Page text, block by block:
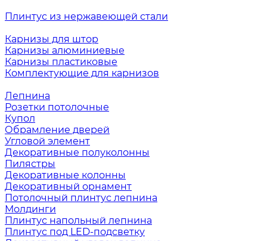
Плинтус из нержавеющей стали
Карнизы для штор
Карнизы алюминиевые
Карнизы пластиковые
Комплектующие для карнизов
Лепнина
Розетки потолочные
Купол
Обрамление дверей
Угловой элемент
Декоративные полуколонны
Пилястры
Декоративные колонны
Декоративный орнамент
Потолочный плинтус лепнина
Молдинги
Плинтус напольный лепнина
Плинтус под LED-подсветку